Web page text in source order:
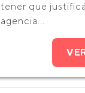
tener que
agencia...